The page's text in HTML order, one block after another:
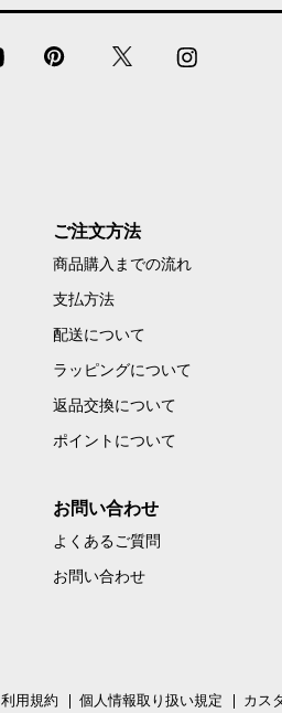
ご注文方法
商品購入までの流れ
支払方法
配送について
ラッピングについて
返品交換について
ポイントについて
お問い合わせ
よくあるご質問
お問い合わせ
利用規約 個人情報取り扱い規定 カス